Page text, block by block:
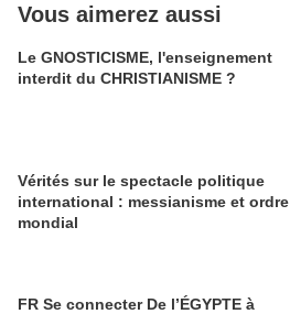
Vous aimerez aussi
Le GNOSTICISME, l'enseignement
interdit du CHRISTIANISME ?
Vérités sur le spectacle politique
international : messianisme et ordre
mondial
FR Se connecter De l’ÉGYPTE à